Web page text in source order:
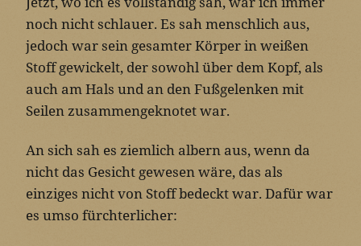
noch nicht schlauer. Es sah menschlich aus,
jedoch war sein gesamter Körper in weißen
Stoff gewickelt, der sowohl über dem Kopf, als
auch am Hals und an den Fußgelenken mit
Seilen zusammengeknotet war.
An sich sah es ziemlich albern aus, wenn da
nicht das Gesicht gewesen wäre, das als
einziges nicht von Stoff bedeckt war. Dafür war
es umso fürchterlicher: